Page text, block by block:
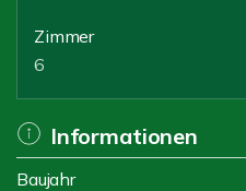
Zimmer
6
Informationen
Baujahr